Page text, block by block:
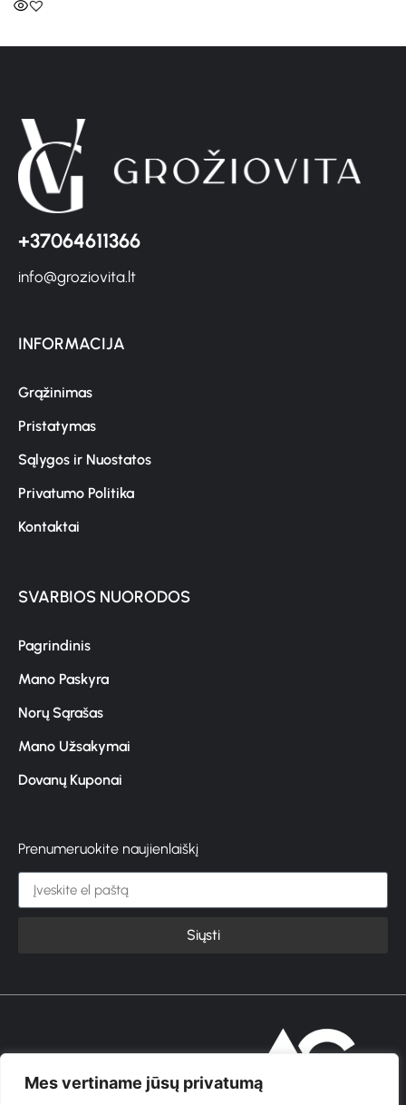
Mes vertiname jūsų privatumą
+37064611366
info@groziovita.lt
INFORMACIJA
Grąžinimas
Pristatymas
Sąlygos ir Nuostatos
Privatumo Politika
Kontaktai
SVARBIOS NUORODOS
Pagrindinis
Mano Paskyra
Norų Sąrašas
Mano Užsakymai
Dovanų Kuponai
Prenumeruokite naujienlaiškį
Siųsti
© 2026 GROŽIOVITA